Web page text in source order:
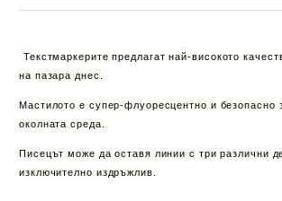
Текстмаркерите предлагат най-високото
на пазара днес.
Мастилото е супер-флуоресцентно и безопасно
околната среда.
Писецът може да оставя линии с три различни
изключително издръжлив.